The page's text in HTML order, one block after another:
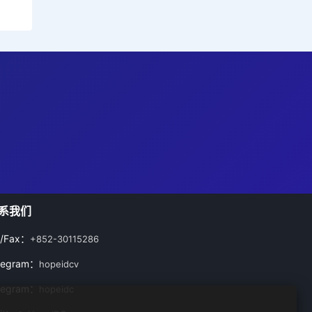
我们
： +852-30115286
： hopeidcv
：